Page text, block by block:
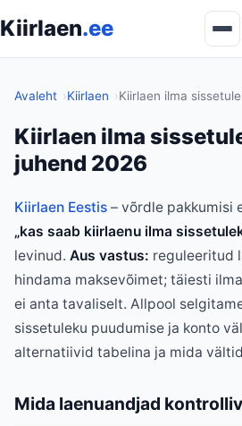
Kiirlaen.ee
Avaleht Kiirlaen Kiirlaen ilma
Kiirlaen ilma
juhend 2026
Kiirlaen Eestis – võrdle pakkumisi
„kas saab kiirlaenu ilma
levinud. Aus vastus: reguleeritud
hindama maksevõimet; täiesti
ei anta tavaliselt. Allpool
sissetuleku puudumise ja konto
alternatiivid tabelina ja mida
Mida laenuandjad